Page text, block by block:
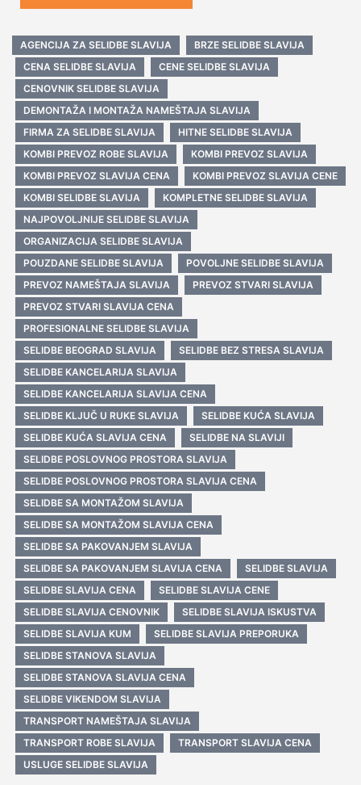
AGENCIJA ZA SELIDBE SLAVIJA
BRZE SELIDBE SLAVIJA
CENA SELIDBE SLAVIJA
CENE SELIDBE SLAVIJA
CENOVNIK SELIDBE SLAVIJA
DEMONTAŽA I MONTAŽA NAMEŠTAJA SLAVIJA
FIRMA ZA SELIDBE SLAVIJA
HITNE SELIDBE SLAVIJA
KOMBI PREVOZ ROBE SLAVIJA
KOMBI PREVOZ SLAVIJA
KOMBI PREVOZ SLAVIJA CENA
KOMBI PREVOZ SLAVIJA CENE
KOMBI SELIDBE SLAVIJA
KOMPLETNE SELIDBE SLAVIJA
NAJPOVOLJNIJE SELIDBE SLAVIJA
ORGANIZACIJA SELIDBE SLAVIJA
POUZDANE SELIDBE SLAVIJA
POVOLJNE SELIDBE SLAVIJA
PREVOZ NAMEŠTAJA SLAVIJA
PREVOZ STVARI SLAVIJA
PREVOZ STVARI SLAVIJA CENA
PROFESIONALNE SELIDBE SLAVIJA
SELIDBE BEOGRAD SLAVIJA
SELIDBE BEZ STRESA SLAVIJA
SELIDBE KANCELARIJA SLAVIJA
SELIDBE KANCELARIJA SLAVIJA CENA
SELIDBE KLJUČ U RUKE SLAVIJA
SELIDBE KUĆA SLAVIJA
SELIDBE KUĆA SLAVIJA CENA
SELIDBE NA SLAVIJI
SELIDBE POSLOVNOG PROSTORA SLAVIJA
SELIDBE POSLOVNOG PROSTORA SLAVIJA CENA
SELIDBE SA MONTAŽOM SLAVIJA
SELIDBE SA MONTAŽOM SLAVIJA CENA
SELIDBE SA PAKOVANJEM SLAVIJA
SELIDBE SA PAKOVANJEM SLAVIJA CENA
SELIDBE SLAVIJA
SELIDBE SLAVIJA CENA
SELIDBE SLAVIJA CENE
SELIDBE SLAVIJA CENOVNIK
SELIDBE SLAVIJA ISKUSTVA
SELIDBE SLAVIJA KUM
SELIDBE SLAVIJA PREPORUKA
SELIDBE STANOVA SLAVIJA
SELIDBE STANOVA SLAVIJA CENA
SELIDBE VIKENDOM SLAVIJA
TRANSPORT NAMEŠTAJA SLAVIJA
TRANSPORT ROBE SLAVIJA
TRANSPORT SLAVIJA CENA
USLUGE SELIDBE SLAVIJA